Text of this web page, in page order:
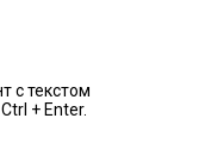
с текстом
+ Enter.